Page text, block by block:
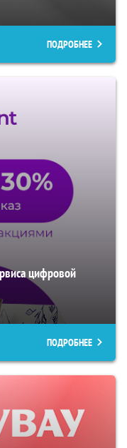
ПОДРОБНЕЕ
цифровой
ПОДРОБНЕЕ